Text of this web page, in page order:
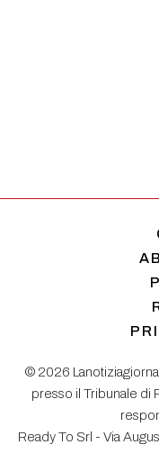
© 2026
presso il Tribunale di
Ready To Srl - Via